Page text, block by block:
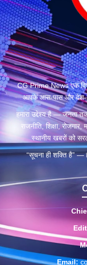
CG Prime News एक
आपके आस-पास और देश-
हमारा उद्देश्य है — जनता
राजनीति, शिक्षा,
स्थानीय खबरों को
“सूचना ही शक्ति है” —
Email: